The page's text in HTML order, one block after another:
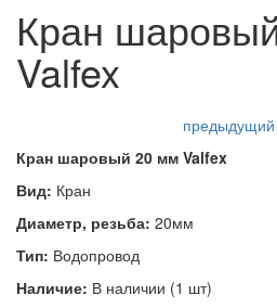
Кран
Valfex
предыдущий
Кран шаровый 20 мм Valfex
Вид: Кран
Диаметр, резьба: 20мм
Тип: Водопровод
Наличие: В наличии (1 шт)